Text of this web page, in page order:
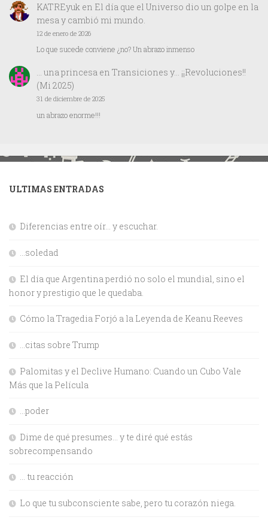
KATREyuk en El día que el Universo dio un golpe en la
mesa y cambió mi mundo.
12 de enero de 2026
Lo que sucede conviene ¿no? Un abrazo inmenso
… una princesaen Transiciones y… ¡¡Revoluciones!!
(Mi 2025)
31 de diciembre de 2025
un abrazo enorme!!!
ULTIMAS ENTRADAS
Diferencias entre oír… y escuchar.
…soledad
El día que Argentina perdió no solo el mundial, sino el
honor y prestigio que le quedaba.
Cómo la Tragedia Forjó a la Leyenda de Keanu Reeves
…citas sobre Trump
Palomitas y el Declive Humano: Cuando un Cubo Vale
Más que la Película
…poder
Dime de qué presumes… y te diré qué estás
sobrecompensando
… tu reacción
Lo que tu subconsciente sabe, pero tu corazón niega.